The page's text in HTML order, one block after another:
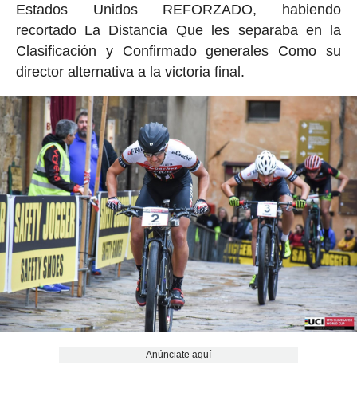
Estados Unidos REFORZADO, habiendo
recortado La Distancia Que les separaba en la
Clasificación y Confirmado generales Como su
director alternativa a la victoria final.
Anúnciate aquí